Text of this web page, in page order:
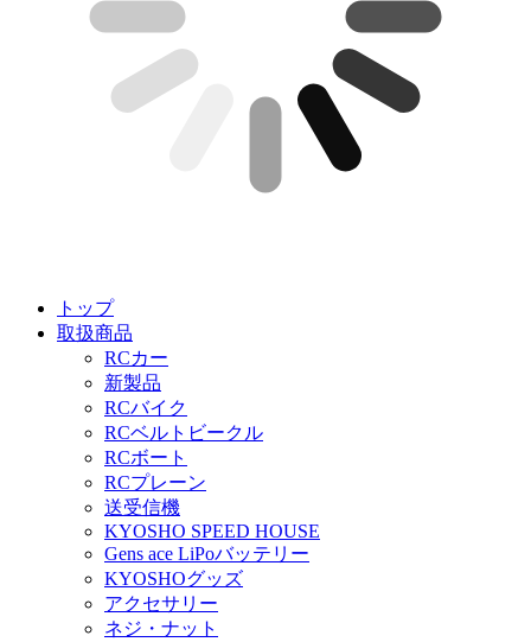
トップ
取扱商品
RCカー
新製品
RCバイク
RCベルトビークル
RCボート
RCプレーン
送受信機
KYOSHO SPEED HOUSE
Gens ace LiPoバッテリー
KYOSHOグッズ
アクセサリー
ネジ・ナット